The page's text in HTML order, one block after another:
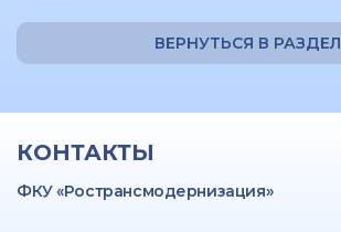
ВЕРНУТЬСЯ В РАЗДЕЛ
КОНТАКТЫ
ФКУ «Ространсмодернизация»